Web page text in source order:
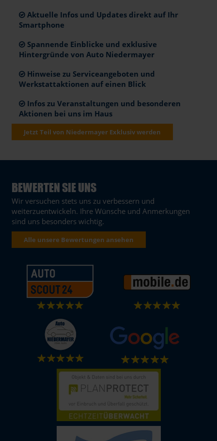
Aktuelle Infos und Updates direkt auf Ihr
Smartphone
Spannende Einblicke und exklusive
Hintergründe von Auto Niedermayer
Hinweise zu Serviceangeboten und
Werkstattaktionen auf einen Blick
Infos zu Veranstaltungen und besonderen
Aktionen bei uns im Haus
Jetzt Teil von Niedermayer Exklusiv werden
BEWERTEN SIE UNS
Wir versuchen stets uns zu verbessern und
weiterzuentwickeln. Ihre Wünsche und Anmerkungen
sind uns besonders wichtig.
Alle unsere Bewertungen ansehen